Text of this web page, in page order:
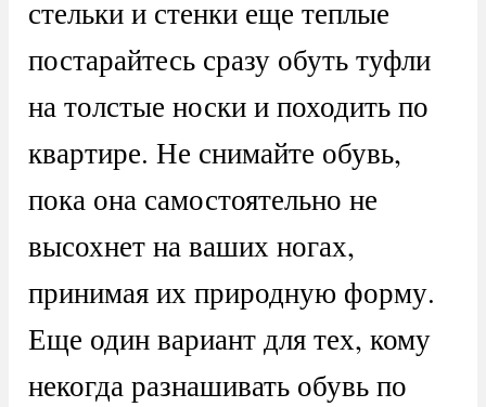
стельки и стенки еще теплые
постарайтесь сразу обуть туфли
на толстые носки и походить по
квартире. Не снимайте обувь,
пока она самостоятельно не
высохнет на ваших ногах,
принимая их природную форму.
Еще один вариант для тех, кому
некогда разнашивать обувь по